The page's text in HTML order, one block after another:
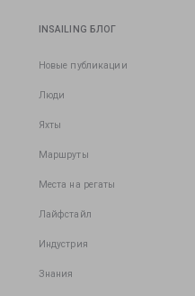
INSAILING БЛОГ
Новые публикации
Люди
Яхты
Маршруты
Места на регаты
Лайфстайл
Индустрия
Знания